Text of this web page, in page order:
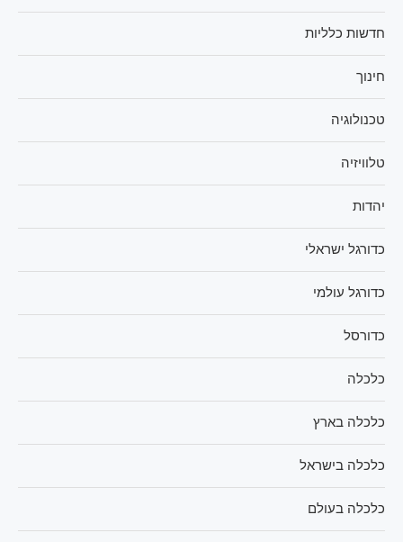
חדשות כלליות
חינוך
טכנולוגיה
טלוויזיה
יהדות
כדורגל ישראלי
כדורגל עולמי
כדורסל
כלכלה
כלכלה בארץ
כלכלה בישראל
כלכלה בעולם